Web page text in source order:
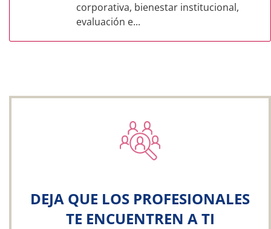
corporativa, bienestar institucional,
evaluación e...
DEJA QUE LOS PROFESIONALES
TE ENCUENTREN A TI